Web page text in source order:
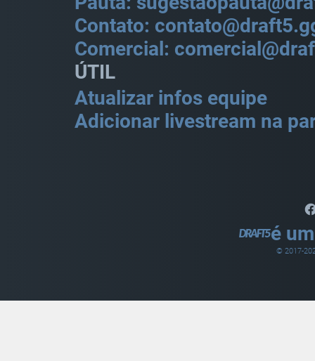
Contato:
Comercial:
ÚTIL
Atualizar infos equipe
Adicionar livestream na
é
© 2017-